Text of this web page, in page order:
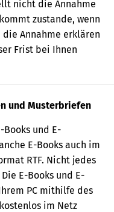
nicht die Annahme
zustande, wenn
Annahme erklären
Frist bei Ihnen
und Musterbriefen
und E-
E-Books auch im
RTF. Nicht jedes
E-Books und E-
PC mithilfe des
im Netz